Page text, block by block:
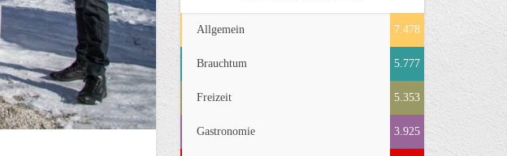
Allgemein 7.478
Brauchtum 5.777
Freizeit 5.353
Gastronomie 3.925